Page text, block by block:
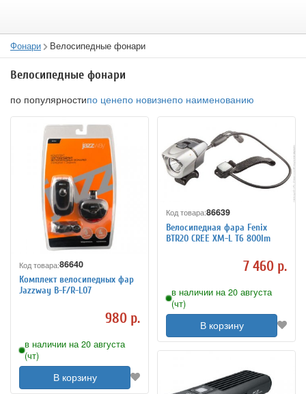
Фонари Велосипедные фонари
Велосипедные фонари
по популярностипо ценепо новизнепо наименованию
Код товара:86640
Комплект велосипедных фар
Jazzway B-F/R-L07
980 р.
в наличии на 20 августа
(чт)
В корзину
Код товара:86639
Велосипедная фара Fenix
BTR20 CREE XM-L T6 800lm
7 460 р.
в наличии на 20 августа
(чт)
В корзину